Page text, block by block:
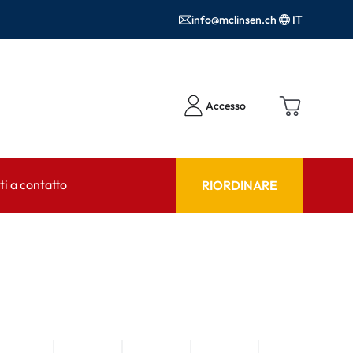
info@mclinsen.ch IT
Accesso
a contatto RIORDINARE